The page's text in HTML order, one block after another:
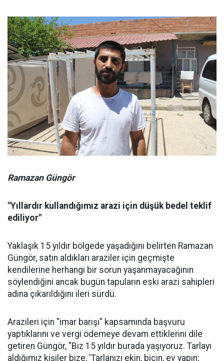
Ramazan Güngör
"Yıllardır kullandığımız arazi için düşük bedel teklif
ediliyor"
Yaklaşık 15 yıldır bölgede yaşadığını belirten Ramazan
Güngör, satın aldıkları araziler için geçmişte
kendilerine herhangi bir sorun yaşanmayacağının
söylendiğini ancak bugün tapuların eski arazi sahipleri
adına çıkarıldığını ileri sürdü.
Arazileri için "imar barışı" kapsamında başvuru
yaptıklarını ve vergi ödemeye devam ettiklerini dile
getiren Güngör, "Biz 15 yıldır burada yaşıyoruz. Tarlayı
aldığımız kişiler bize, 'Tarlanızı ekin, biçin, ev yapın;